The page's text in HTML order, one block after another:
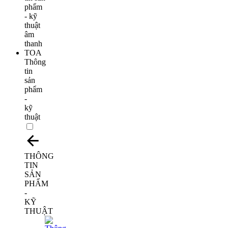
Thông
tin
sản
phẩm
-
kỹ
thuật
THÔNG
TIN
SẢN
PHẨM
-
KỸ
THUẬT